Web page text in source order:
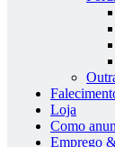
Loja
Como
Emprego